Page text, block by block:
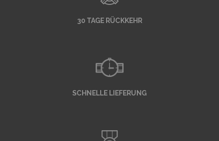
30 TAGE RÜCKKEHR
SCHNELLE LIEFERUNG